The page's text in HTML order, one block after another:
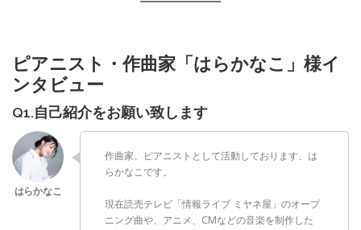
ピアニスト・作曲家「はらかなこ」様イ
ンタビュー
Q1.自己紹介をお願い致します
作曲家、ピアニストとして活動しております、は
らかなこです。
現在読売テレビ「情報ライブ ミヤネ屋」のオープ
ニング曲や、アニメ、CMなどの音楽を制作した